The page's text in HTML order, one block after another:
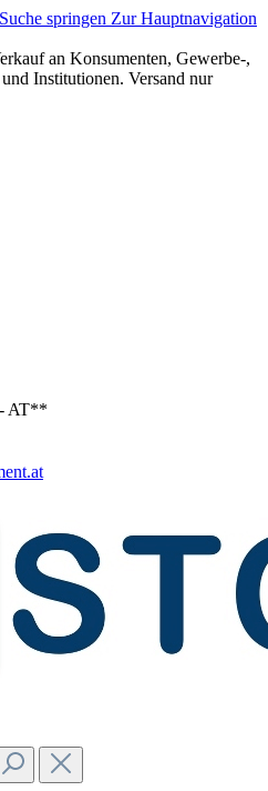
springen Zur Hauptnavigation
an Konsumenten, Gewerbe-,
Institutionen. Versand nur
AT**